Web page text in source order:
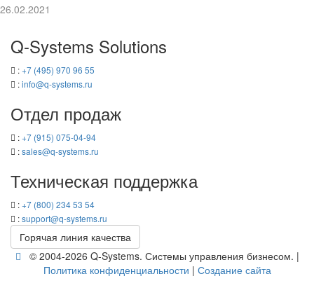
26.02.2021
Q-​Systems Solutions
:+7 (495) 970 96 55
:info@q-​systems.ru
Отдел про­даж
:+7 (915) 075-04-94
:sales@q-​systems.ru
Тех­ни­че­ская под­держ­ка
:+7 (800) 234 53 54
:support@q-​systems.ru
Го­ря­чая линия ка­че­ства
© 2004-2026 Q-​Systems. Си­сте­мы управ­ле­ния биз­не­сом. |
По­ли­ти­ка кон­фи­ден­ци­аль­но­сти | Со­зда­ние сайта